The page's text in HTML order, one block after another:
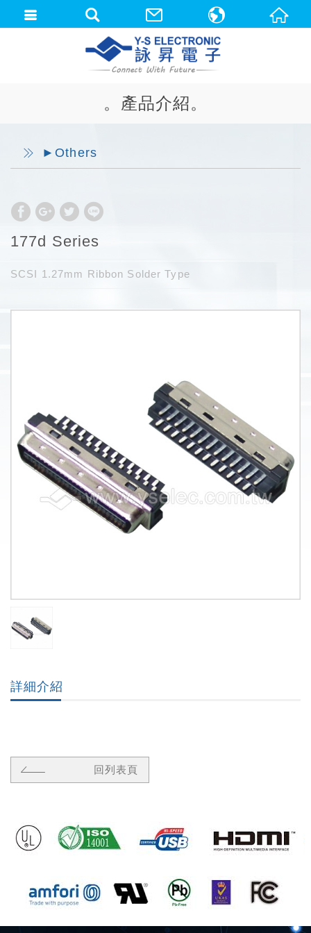
。產品介紹。
►Others
177d Series
SCSI 1.27mm Ribbon Solder Type
詳細介紹
回列表頁
中文(繁體)
English